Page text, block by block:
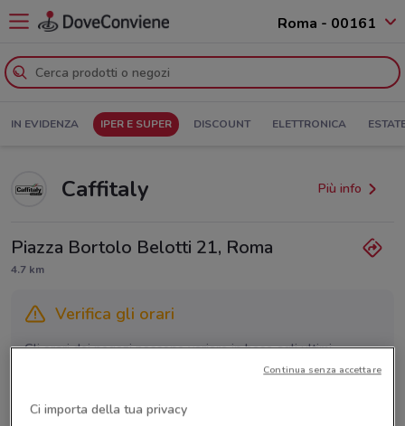
Roma - 00161
IN EVIDENZA IPER E SUPER DISCOUNT ELETTRONICA
Caffitaly Più info
Piazza Bortolo Belotti 21, Roma
4.7 km
Verifica gli orari
Gli orari dei negozi possono variare in base agli ultimi
provvedimenti regionali o nazionali. Verifica l’accuratezza
Ci importa della tua privacy
Continua senza accettare